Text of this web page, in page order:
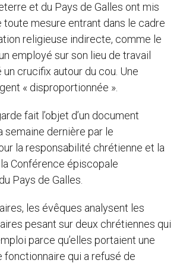
et du Pays de Galles ont mis
toute mesure entrant dans le cadre
religieuse indirecte, comme le
employé sur son lieu de travail
crucifix autour du cou. Une
« disproportionnée ».
fait l’objet d’un document
semaine dernière par le
la responsabilité chrétienne et la
Conférence épiscopale
Pays de Galles.
les évêques analysent les
pesant sur deux chrétiennes qui
parce qu’elles portaient une
fonctionnaire qui a refusé de